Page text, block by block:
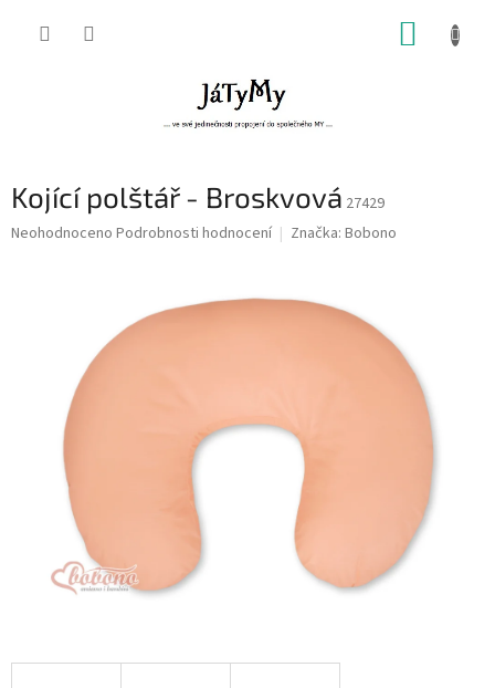
Kojící polštář - Broskvová 27429
Průměrné
hvězdiček.
Neohodnoceno Podrobnosti hodnocení Značka: Bobono